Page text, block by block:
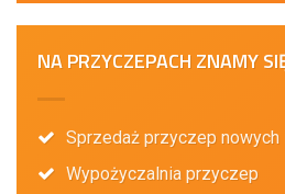
NA PRZYCZEPACH ZNAMY
Sprzedaż przyczep nowych
Wypożyczalnia przyczep